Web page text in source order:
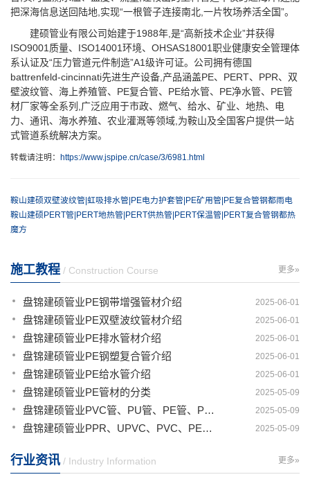
把深海信息送回陆地,实现“一根管子连接南北,一片牧场养活全国”。
建硕管业有限公司始建于1988年,是“高新技术企业”并获得
ISO9001质量、ISO14001环境、OHSAS18001职业健康安全管理体
系认证及“压力管道元件制造”A1级许可证。公司拥有德国
battrenfeld-cincinnati先进生产设备,产品涵盖PE、PERT、PPR、双
壁波纹管、海上养殖管、PE复合管、PE给水管、PE净水管、PE管
材厂家等全系列,广泛应用于市政、燃气、给水、矿业、地热、电
力、通讯、海水养殖、农业灌溉等领域,为鞍山及全国客户提供一站
式管道系统解决方案。
转载请注明： https://www.jspipe.cn/case/3/6981.html
鞍山建硕双壁波纹管|虹吸排水管|PE电力护套管|PE矿用管|PE复合管钢都雨电
鞍山建硕PERT管|PERT地热管|PERT供热管|PERT保温管|PERT复合管钢都热
魔方
更多»
施工教程 / Construction Course
2025-06-01
盘锦建硕管业PE钢带增强管材介绍
2025-06-01
盘锦建硕管业PE双壁波纹管材介绍
2025-06-01
盘锦建硕管业PE排水管材介绍
2025-06-01
盘锦建硕管业PE钢塑复合管介绍
2025-06-01
盘锦建硕管业PE给水管介绍
2025-05-09
盘锦建硕管业PE管材的分类
2025-05-09
盘锦建硕管业PVC管、PU管、PE管、PP管有那些区别
2025-05-09
盘锦建硕管业PPR、UPVC、PVC、PERT、PE、HDPE塑料管材详解
更多»
行业资讯 / Industry Information